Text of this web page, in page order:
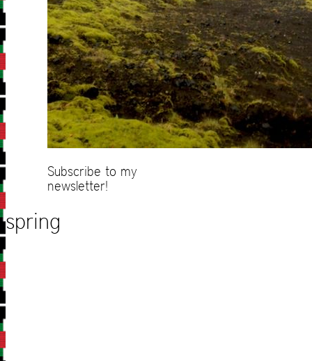
Subscribe to my
newsletter!
spring